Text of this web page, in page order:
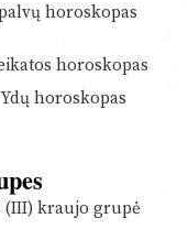
horoskopas
horoskopas
Ydų horoskopas
(III) kraujo grupė